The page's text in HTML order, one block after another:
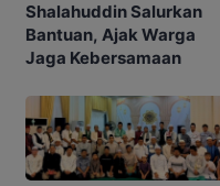
Shalahuddin Salurkan
Bantuan, Ajak Warga
Jaga Kebersamaan